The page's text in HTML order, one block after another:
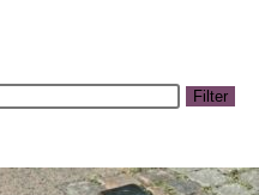
Filter